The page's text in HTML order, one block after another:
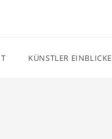
KÜNSTLER EINBLICKE